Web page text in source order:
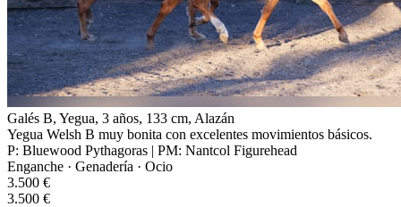
Galés B, Yegua, 3 años, 133 cm, Alazán
Yegua Welsh B muy bonita con excelentes movimientos básicos.
P: Bluewood Pythagoras | PM: Nantcol Figurehead
Enganche · Genadería · Ocio
3.500 €
3.500 €